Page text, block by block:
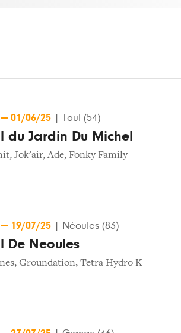
— 01/06/25 Toul (54)
du Jardin Du Michel
, Jok'air,Ade, Fonky Family
— 19/07/25 Néoules (83)
De Neoules
, Groundation, Tetra Hydro K